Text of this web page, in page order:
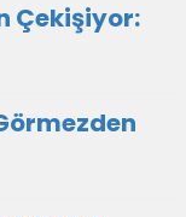
Çekişiyor: